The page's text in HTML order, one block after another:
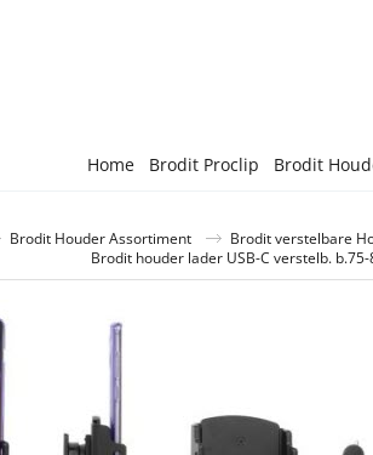
Home Brodit Proclip Brodit
Brodit Houder Assortiment Brodit verstelbare
Brodit houder lader USB-C verstelb.